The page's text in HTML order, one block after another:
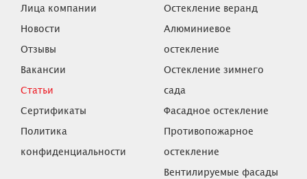
Лица компании
Новости
Отзывы
Вакансии
Статьи
Сертификаты
Политика
конфиденциальности
Остекление веранд
Алюминиевое
остекление
Остекление зимнего
сада
Фасадное остекление
Противопожарное
остекление
Вентилируемые фасады